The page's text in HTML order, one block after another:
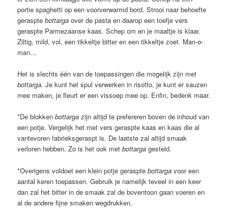
portie spaghetti op een voorverwarmd bord. Strooi naar behoefte
gerasptebottarga over de pasta en daarop een toefje vers
geraspte Parmezaanse kaas. Schep om en je maaltje is klaar.
Ziltig, mild, vol, een tikkeltje bitter en een tikkeltje zoet. Man-o-
man…
Het is slechts één van de toepassingen die mogelijk zijn met
bottarga. Je kunt het spul verwerken in risotto, je kunt er sauzen
mee maken, je fleurt er een vissoep mee op. Enfin, bedenk maar.
*De blokkenbottarga zijn altijd te prefereren boven de inhoud van
een potje. Vergelijk het met vers geraspte kaas en kaas die al
vantevoren fabrieksgeraspt is. De laatste zal altijd smaak
verloren hebben. Zo is het ook metbottarga gesteld.
*Overigens voldoet een klein potje geraspte bottarga voor een
aantal keren toepassen. Gebruik je namelijk teveel in een keer
dan zal het bitter in de smaak zal de boventoon gaan voeren en
al de andere fijne smaken wegdrukken.